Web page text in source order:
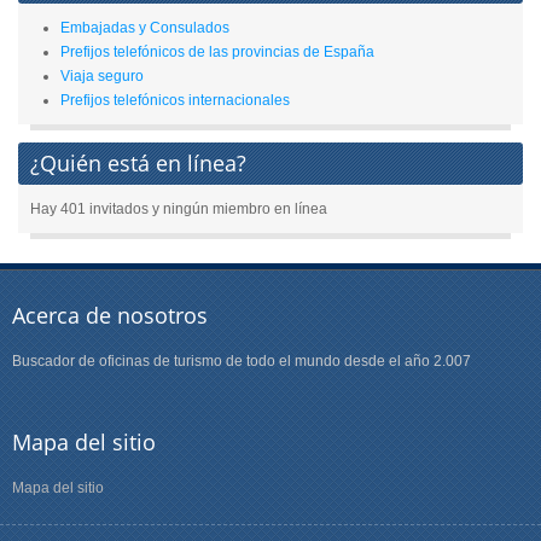
Embajadas y Consulados
Prefijos telefónicos de las provincias de España
Viaja seguro
Prefijos telefónicos internacionales
¿Quién está en línea?
Hay 401 invitados y ningún miembro en línea
Acerca de nosotros
Buscador de oficinas de turismo de todo el mundo desde el año 2.007
Mapa del sitio
Mapa del sitio